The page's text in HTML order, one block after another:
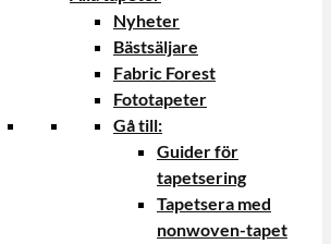
Nyheter
Bästsäljare
Fabric Forest
Fototapeter
Gå till:
Guider för
tapetsering
Tapetsera med
nonwoven-tapet